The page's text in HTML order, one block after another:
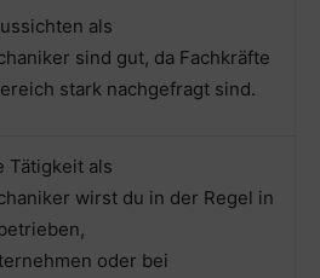
als
sind gut, da Fachkräfte
stark nachgefragt sind.
Tätigkeit als
wirst du in der Regel in
oder bei